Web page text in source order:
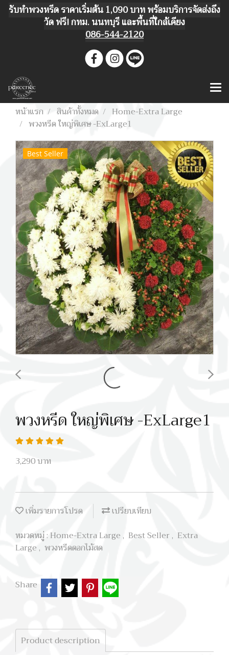
รับทำพวงหรีด ราคาเริ่มต้น 1,090 บาท พร้อมบริการจัดส่งถึง
วัด ฟรี! กทม. นนทบุรี และพื้นที่ใกล้เคียง
086-544-2120
หน้าแรก สินค้าทั้งหมด
Home-Extra Large
พวงหรีด ใหญ่พิเศษ -ExLarge1
Best Seller
พวงหรีด ใหญ่พิเศษ -ExLarge1
3,290 บาท
เพิ่มรายการโปรด
เปรียบเทียบ
หมวดหมู่ :Home-Extra Large, Best Seller, Extra
Large, พวงหรีดดอกไม้สด
Share
Product description